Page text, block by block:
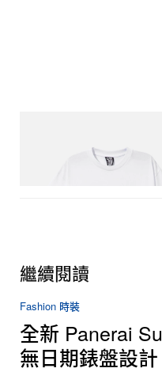
繼續閱讀
Fashion 時裝
全新 Panerai
無日期錶盤設計